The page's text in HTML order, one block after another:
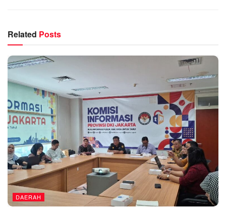
Related Posts
DAERAH